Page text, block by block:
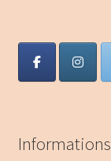
Informations